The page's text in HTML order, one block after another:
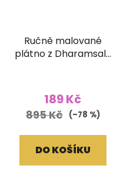
Ručně malované
plátno z Dharamsaly
189 Kč
895 Kč (–78 %)
DO KOŠÍKU